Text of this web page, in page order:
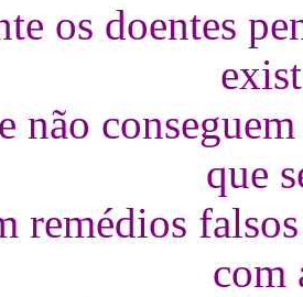
os doentes
não
que
remédios
com